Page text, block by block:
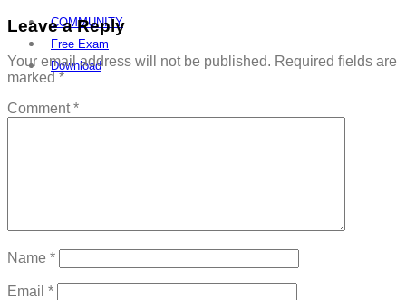
COMMUNITY
Free Exam
Download
Leave a Reply
Your email address will not be published. Required fields are
marked *
Comment*
Name *
Email *